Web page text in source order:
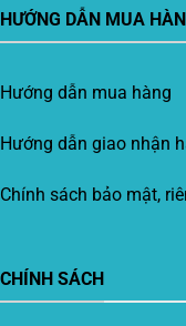
HƯỚNG DẪN MUA
Hướng dẫn mua hàng
Hướng dẫn giao nhận
Chính sách bảo mật,
CHÍNH SÁCH